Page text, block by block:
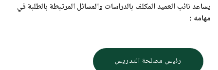
يساعد نائب العميد المكلف بالدراسات والمسائل المرتبطة بالطلبة في
مهامه :
رئيس مصلحة التدريس